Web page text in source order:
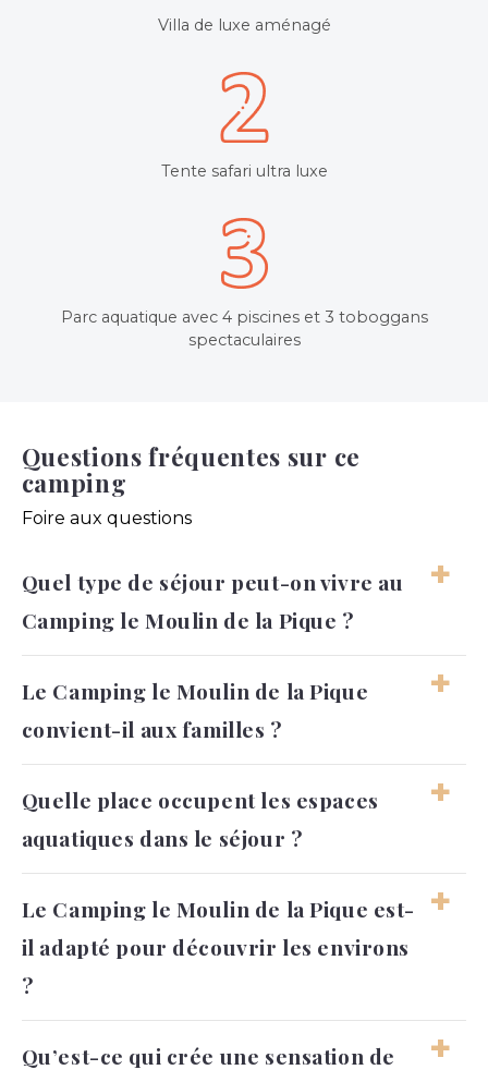
Villa de luxe aménagé
Tente safari ultra luxe
Parc aquatique avec 4 piscines et 3 toboggans
spectaculaires
Questions fréquentes sur ce
camping
Foire aux questions
Quel type de séjour peut-on vivre au
Camping le Moulin de la Pique ?
Le séjour peut être familial, actif ou plus
reposant selon les envies. On peut alterner
facilement entre baignade, loisirs, sorties et
Le Camping le Moulin de la Pique
convient-il aux familles ?
Oui, l’ambiance, les espaces aquatiques et les
loisirs disponibles permettent aux familles de
profiter d’un séjour varié. Les enfants comme
Quelle place occupent les espaces
aquatiques dans le séjour ?
Ils deviennent souvent un repère important
dans la journée, entre jeux, baignade et
détente. L’eau apporte une vraie dynamique
Le Camping le Moulin de la Pique est-
il adapté pour découvrir les environs
?
Oui, son environnement permet de profiter
des paysages, villages et sites du Périgord
Qu’est-ce qui crée une sensation de